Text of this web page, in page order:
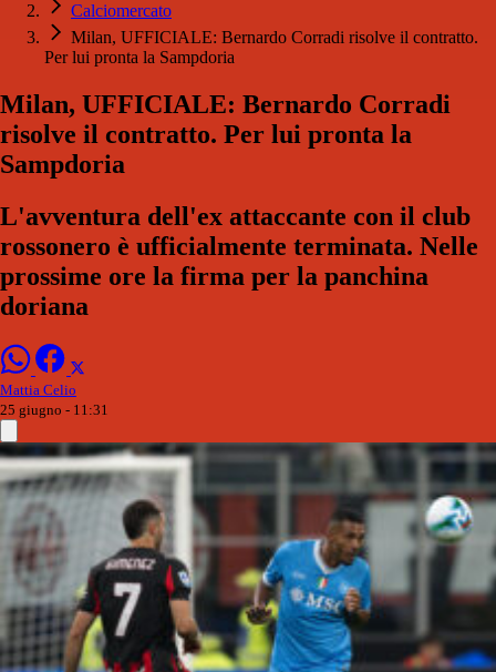
Calciomercato
Milan, UFFICIALE: Bernardo Corradi risolve il contratto.
Per lui pronta la Sampdoria
Milan, UFFICIALE: Bernardo Corradi
risolve il contratto. Per lui pronta la
Sampdoria
L'avventura dell'ex attaccante con il club
rossonero è ufficialmente terminata. Nelle
prossime ore la firma per la panchina
doriana
Mattia Celio
25 giugno - 11:31